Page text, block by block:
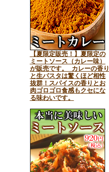
【夏限定販売！】夏限定の
ミートソース（カレー味）
が販売です。 カレーの香り
と生パスタは驚くほど相性
抜群！スパイスの香りとお
肉ゴロゴロ食感もクセにな
る味わいです。